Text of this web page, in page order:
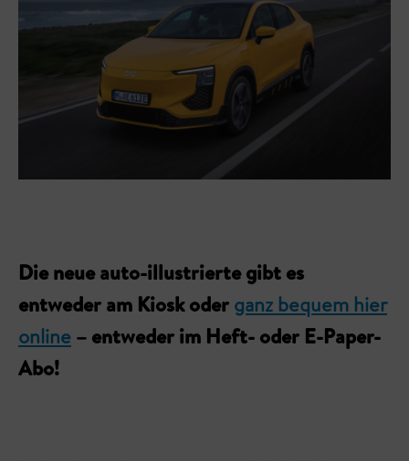
Die neue auto-illustrierte gibt es
entweder am Kiosk oder ganz bequem hier
online – entweder im Heft- oder E-Paper-
Abo!